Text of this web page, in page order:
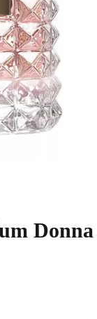
Donna